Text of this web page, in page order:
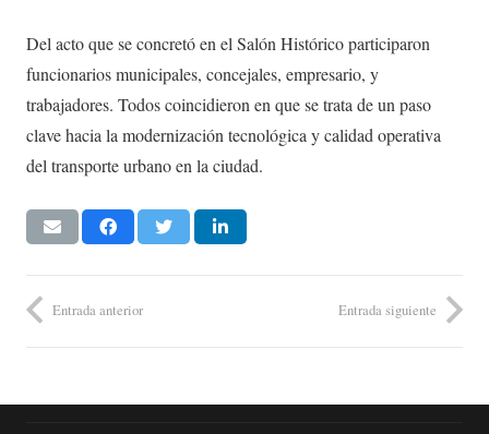
Del acto que se concretó en el Salón Histórico participaron
funcionarios municipales, concejales, empresario, y
trabajadores. Todos coincidieron en que se trata de un paso
clave hacia la modernización tecnológica y calidad operativa
del transporte urbano en la ciudad.
Entrada anterior Entrada siguiente